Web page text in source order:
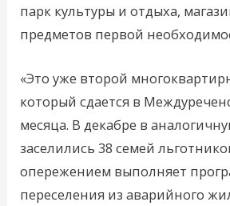
парк культуры и отдыха,
предметов первой
«Это уже второй
который сдается в
месяца. В декабре в
заселились 38 семей
опережением выполняет
переселения из аварийного